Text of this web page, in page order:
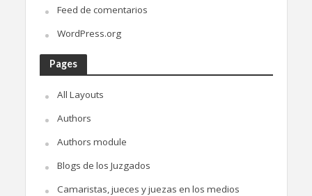
Feed de comentarios
WordPress.org
Pages
All Layouts
Authors
Authors module
Blogs de los Juzgados
Camaristas, jueces y juezas en los medios